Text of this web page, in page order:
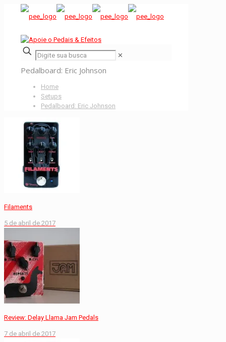
✕
Pedalboard: Eric Johnson
Home
Setups
Pedalboard: Eric Johnson
Filaments
5 de abril de 2017
Review: Delay Llama Jam Pedals
7 de abril de 2017